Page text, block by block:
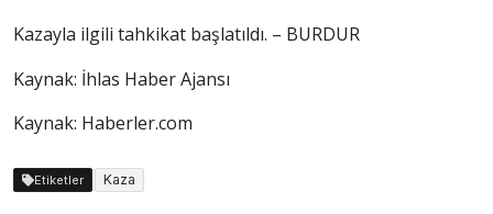
Kazayla ilgili tahkikat başlatıldı. – BURDUR
Kaynak: İhlas Haber Ajansı
Kaynak: Haberler.com
Etiketler Kaza